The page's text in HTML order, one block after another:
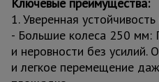
1. Уверенная
- Большие колеса 250 мм:
и неровности без усилий.
и легкое перемещение